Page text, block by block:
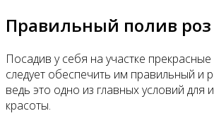
Правильный полив роз
Посадив у себя на участке
следует обеспечить им правильный и
ведь это одно из главных условий для
красоты.